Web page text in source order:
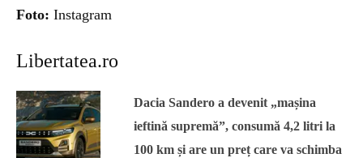
Foto: Instagram
Libertatea.ro
Dacia Sandero a devenit „mașina
ieftină supremă”, consumă 4,2 litri la
100 km și are un preț care va schimba